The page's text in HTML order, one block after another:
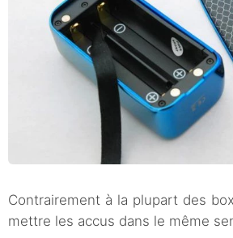
Contrairement à la plupart des
mettre les accus dans le même